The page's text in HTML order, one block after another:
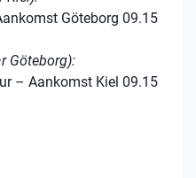
Göteborg 09.15
Göteborg):
– Aankomst Kiel 09.15